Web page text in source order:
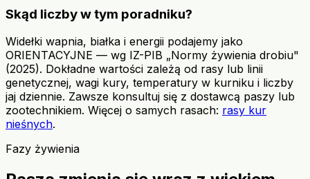
Skąd liczby w tym poradniku?
Widełki wapnia, białka i energii podajemy jako
ORIENTACYJNE — wg IZ-PIB „Normy żywienia drobiu"
(2025). Dokładne wartości zależą od rasy lub linii
genetycznej, wagi kury, temperatury w kurniku i liczby
jaj dziennie. Zawsze konsultuj się z dostawcą paszy lub
zootechnikiem. Więcej o samych rasach: rasy kur
nieśnych.
Fazy żywienia